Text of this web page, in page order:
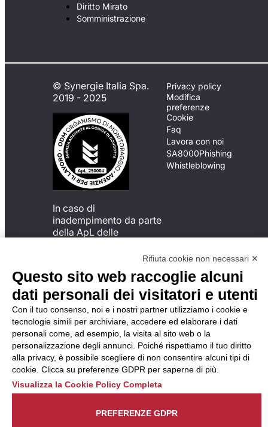
Diritto Mirato
Somministrazione
© Synergie Italia Spa.
2019 - 2025
In caso di
inadempimento da parte
della ApL delle
del Codice di Condotta, è
possibile presentare un
reclamo
all’Organismo di
Monitoraggio utilizzando
una delle modalità
descritte al seguente
indirizzo web
https://odm-
agenzielavoro.it/reclami/ .
Privacy policy
Modifica
preferenze
Cookie
Faq
Lavora con noi
SA8000Phishing
Whistleblowing
Rifiuta cookie non necessari ✕
Questo sito web raccoglie alcuni
dati personali dei visitatori e utenti
Con il tuo consenso, noi e i nostri partner utilizziamo i cookie e
tecnologie simili per archiviare, accedere ed elaborare i dati
personali come, ad esempio, la visita al sito web o la
personalizzazione degli annunci. Poiché rispettiamo il tuo diritto
alla privacy, è possibile scegliere di non consentire alcuni tipi di
cookie. Clicca su preferenze GDPR per saperne di più.
Visualizza la Cookie Policy Completa
PREFERENZE GDPR